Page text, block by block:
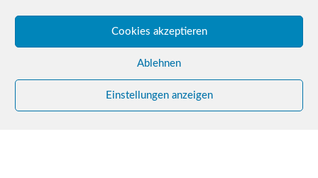
Cookies akzeptieren
Ablehnen
Einstellungen anzeigen